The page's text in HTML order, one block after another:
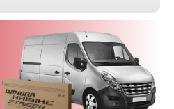
DOPRAVA
ELEKTROKOL
ZADARMO!